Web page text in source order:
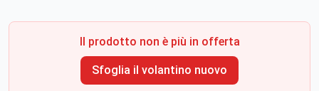
Il prodotto non è più in offerta
Sfoglia il volantino nuovo